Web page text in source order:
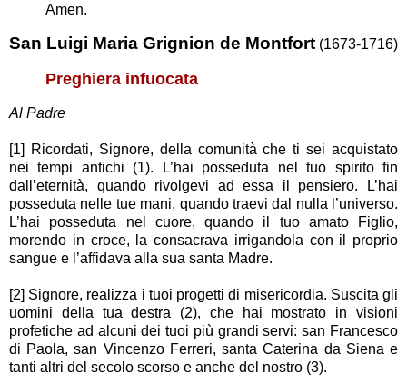
Amen.
San Luigi Maria Grignion de Montfort (1673-1716)
Preghiera infuocata
Al Padre
[1] Ricordati, Signore, della comunità che ti sei acquistato
nei tempi antichi (1). L’hai posseduta nel tuo spirito fin
dall’eternità, quando rivolgevi ad essa il pensiero. L’hai
posseduta nelle tue mani, quando traevi dal nulla l’universo.
L’hai posseduta nel cuore, quando il tuo amato Figlio,
morendo in croce, la consacrava irrigandola con il proprio
sangue e l’affidava alla sua santa Madre.
[2] Signore, realizza i tuoi progetti di misericordia. Suscita gli
uomini della tua destra (2), che hai mostrato in visioni
profetiche ad alcuni dei tuoi più grandi servi: san Francesco
di Paola, san Vincenzo Ferreri, santa Caterina da Siena e
tanti altri del secolo scorso e anche del nostro (3).